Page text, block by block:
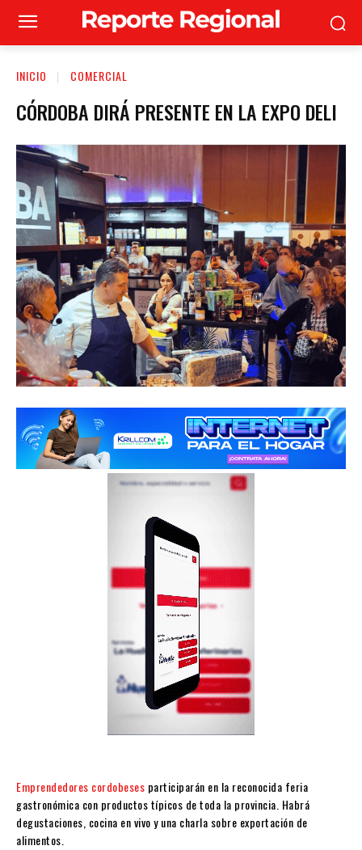
INICIO COMERCIAL
CÓRDOBA DIRÁ PRESENTE EN LA EXPO DELI
Emprendedores cordobeses participarán en la reconocida feria
gastronómica con productos típicos de toda la provincia. Habrá
degustaciones, cocina en vivo y una charla sobre exportación de
alimentos.